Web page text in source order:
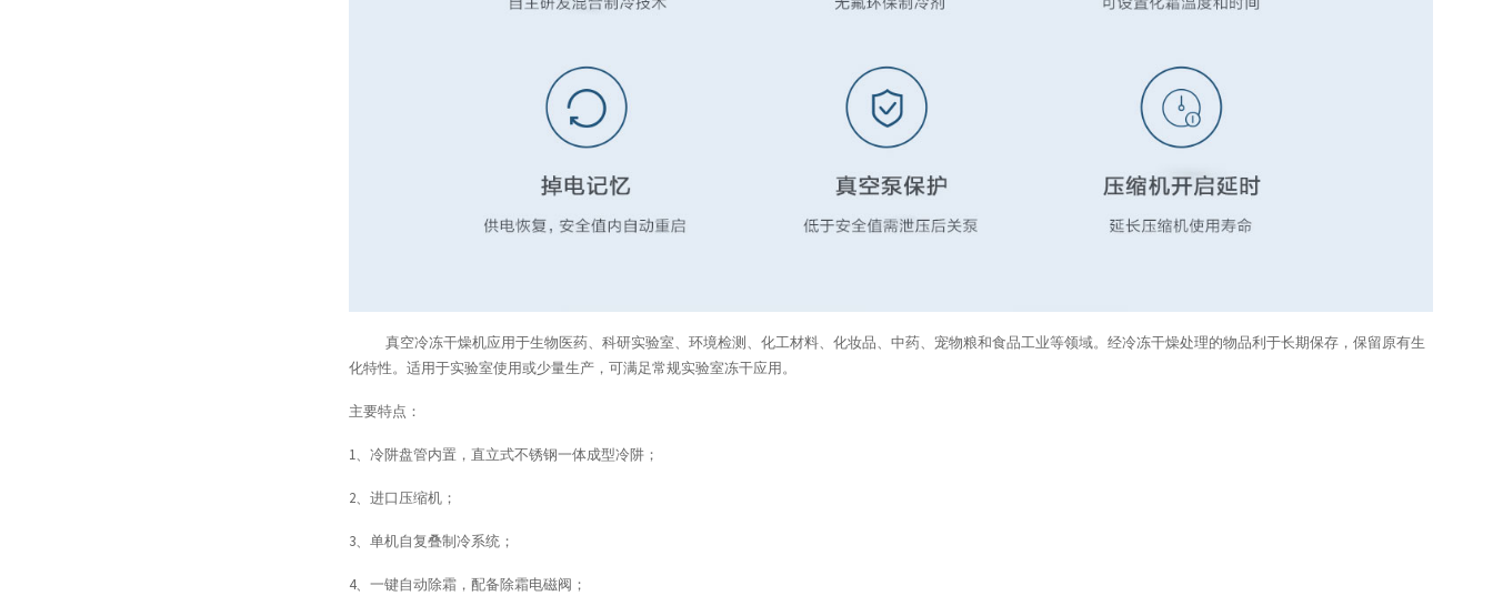
真空冷冻干燥机应用于生物医药、科研实验室、环境检测、化工材料、化妆品、中药、宠物粮和食品工业等领域。经冷冻干燥处理的物品利于长期保存，保留原有生
化特性。适用于实验室使用或少量生产，可满足常规实验室冻干应用。
主要特点：
1、冷阱盘管内置，直立式不锈钢一体成型冷阱；
2、进口压缩机；
3、单机自复叠制冷系统；
4、一键自动除霜，配备除霜电磁阀；